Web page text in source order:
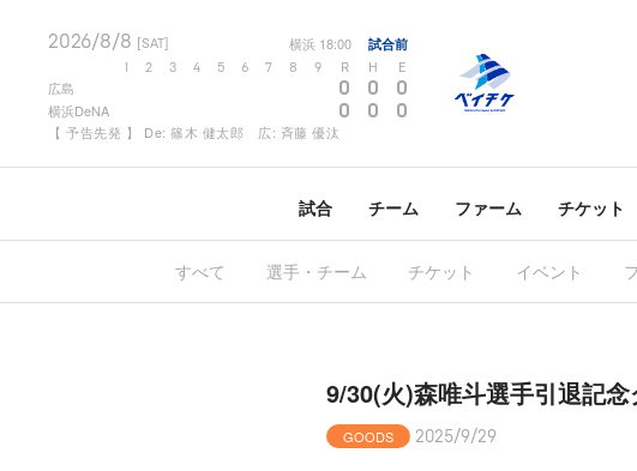
2026/8/8 [SAT] 横浜 18:00 試合前
2 3 4 5 6 7 8 9 R H E
広島 0 0 0
横浜DeNA 0 0 0
【 予告先発 】 De: 篠木 健太郎 広: 斉藤 優汰
試合 チーム ファーム チケット
すべて 選手・チーム チケット イベント
9/30(火)森唯斗選手引退記念
GOODS 2025/9/29